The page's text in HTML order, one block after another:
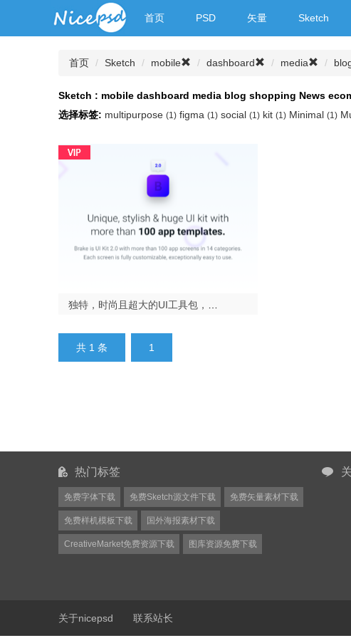
首页 PSD 矢量 Sketch
首页 Sketch mobile dashboard media
Sketch : mobile dashboard media blog shopping News
选择标签: multipurpose (1) figma (1) social (1) kit (1) Minimal (1)
独特，时尚且超大的UI工具包，包含100多种移动应用模板.Brake UI Kit 2.0
共 1 条 1
热门标签
免费字体下载 免费Sketch源文件下载 免费矢量素材下载
免费样机模板下载 国外海报素材下载
CreativeMarket免费资源下载 图库资源免费下载
关于nicepsd 联系站长